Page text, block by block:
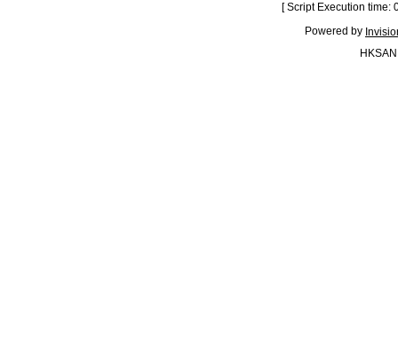
[ Script Execution
Powered by